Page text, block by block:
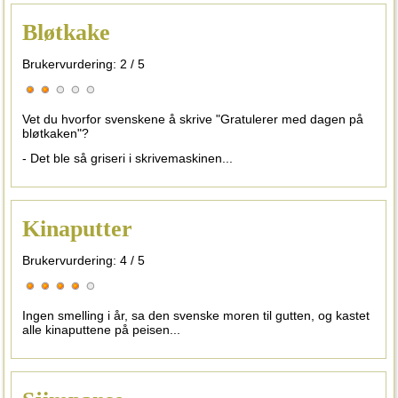
Bløtkake
Brukervurdering: 2 /5
Vet du hvorfor svenskene å skrive "Gratulerer med dagen på
bløtkaken"?
- Det ble så griseri i skrivemaskinen...
Kinaputter
Brukervurdering:4 /5
Ingen smelling i år, sa den svenske moren til gutten, og kastet
alle kinaputtene på peisen...